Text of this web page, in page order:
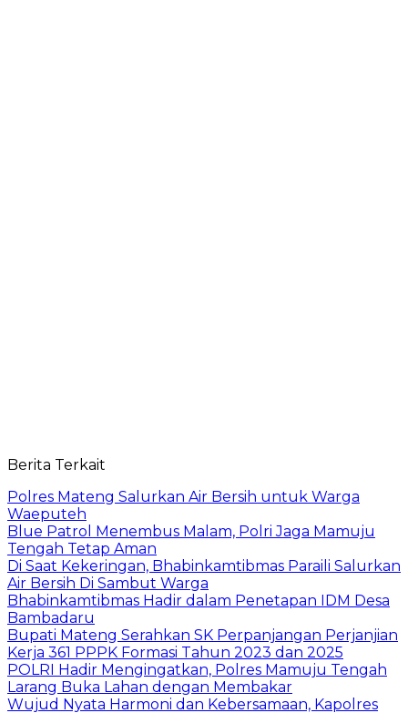
Berita Terkait
Polres Mateng Salurkan Air Bersih untuk Warga
Waeputeh
Blue Patrol Menembus Malam, Polri Jaga Mamuju
Tengah Tetap Aman
Di Saat Kekeringan, Bhabinkamtibmas Paraili Salurkan
Air Bersih Di Sambut Warga
Bhabinkamtibmas Hadir dalam Penetapan IDM Desa
Bambadaru
Bupati Mateng Serahkan SK Perpanjangan Perjanjian
Kerja 361 PPPK Formasi Tahun 2023 dan 2025
POLRI Hadir Mengingatkan, Polres Mamuju Tengah
Larang Buka Lahan dengan Membakar
Wujud Nyata Harmoni dan Kebersamaan, Kapolres